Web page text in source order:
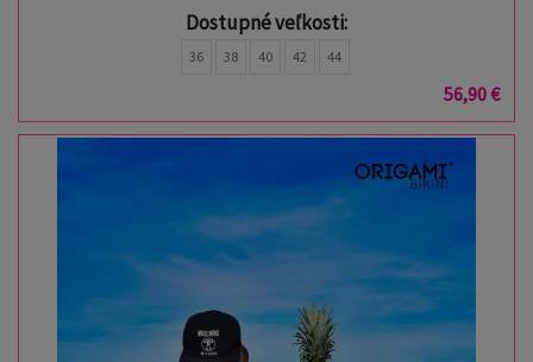
Dostupné veľkosti:
36 38 40 42 44
56,90 €